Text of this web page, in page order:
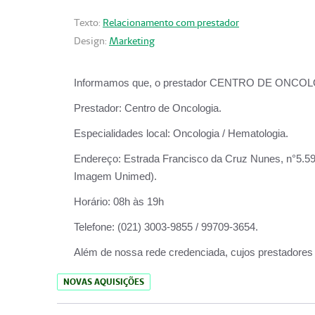
Texto: Relacionamento com prestador
Design: Marketing
Informamos que, o prestador CENTRO DE
Prestador: Centro de Oncologia.
Especialidades local: Oncologia / Hematologia.
Endereço: Estrada Francisco da Cruz Nunes,
Imagem Unimed).
Horário: 08h às 19h
Telefone: (021) 3003-9855 / 99709-3654.
Além de nossa rede credenciada, cujos
NOVAS AQUISIÇÕES